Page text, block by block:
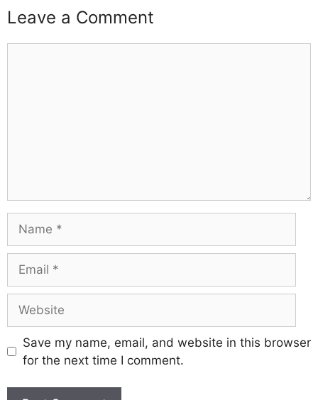
Leave a Comment
Save my name, email, and website in this browser
for the next time I comment.